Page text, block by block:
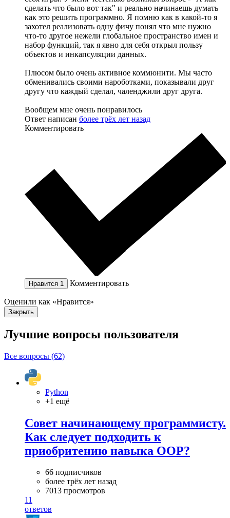
сделать что было вот так" и реально начинаешь думать
как это решить программно. Я помню как в какой-то я
захотел реализовать одну фичу понял что мне нужно
что-то другое нежели глобальное пространство имен и
набор функций, так я явно для себя открыл пользу
объектов и инкапсуляции данных.
Плюсом было очень активное коммюнити. Мы часто
обменивались своими нароботками, показывали друг
другу что каждый сделал, чаленджили друг друга.
Вообщем мне очень понравилось
Ответ написан более трёх лет назад
Комментировать
Нравится 1 Комментировать
Оценили как «Нравится»
Закрыть
Лучшие вопросы пользователя
Все вопросы (62)
Python
+1 ещё
Совет начинающему программисту.
Как следует подходить к
приобритению навыка OOP?
66 подписчиков
более трёх лет назад
7013 просмотров
11
ответов